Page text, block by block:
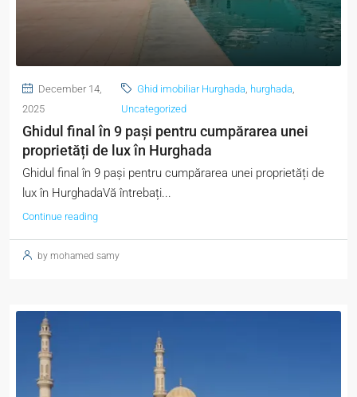
December 14,
2025
Ghid imobiliar Hurghada hurghada
Uncategorized
Ghidul final în 9 pași pentru cumpărarea unei
proprietăți de lux în Hurghada
Ghidul final în 9 pași pentru cumpărarea unei proprietăți de
lux în HurghadaVă întrebați...
Continue reading
by mohamed samy